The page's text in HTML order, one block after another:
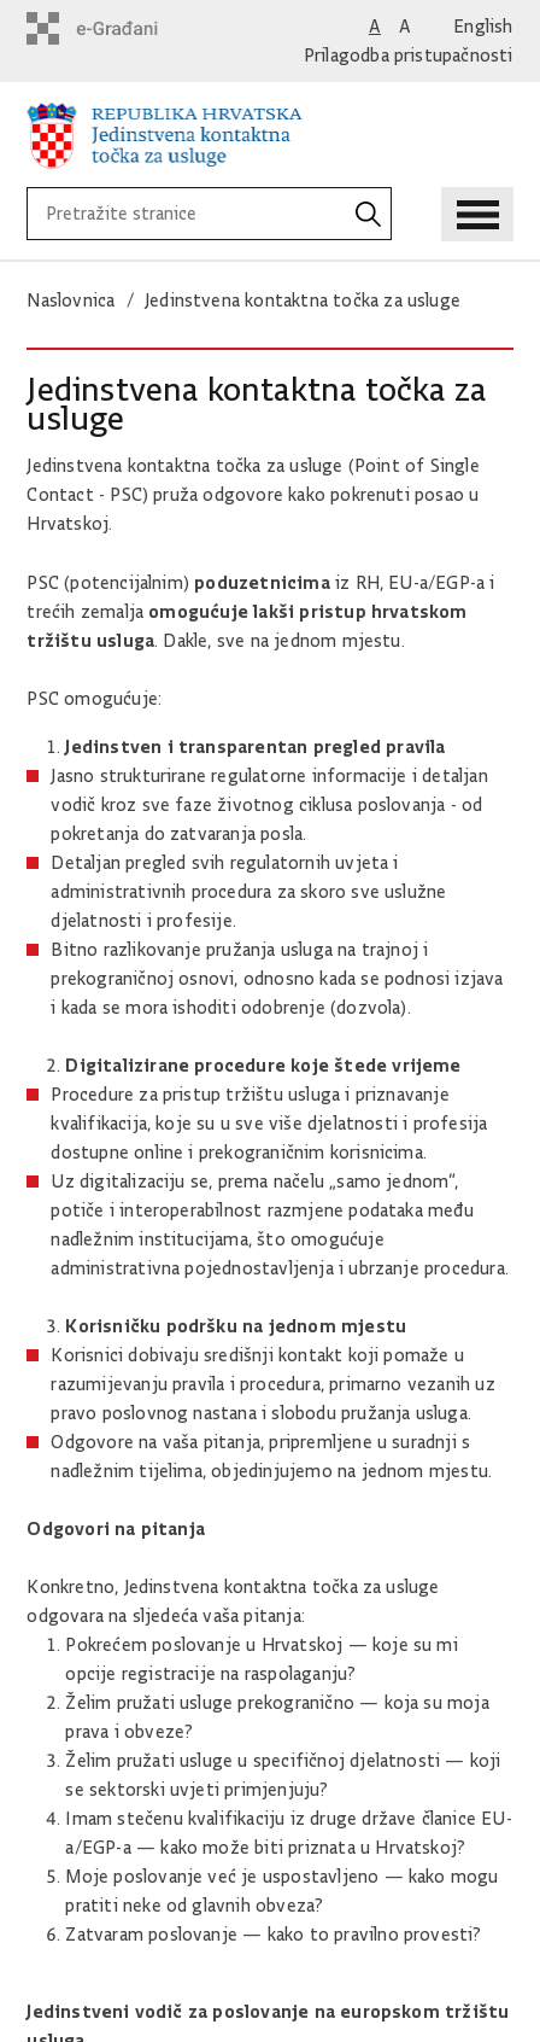
English
A
A
Prilagodba pristupačnosti
Naslovnica Jedinstvena kontaktna točka za usluge
Jedinstvena kontaktna točka za
usluge
Jedinstvena kontaktna točka za usluge (Point of Single
Contact - PSC) pruža odgovore kako pokrenuti posao u
Hrvatskoj.
PSC (potencijalnim) poduzetnicima iz RH, EU-a/EGP-a i
trećih zemalja omogućuje lakši pristup hrvatskom
tržištu usluga. Dakle, sve na jednom mjestu.
PSC omogućuje:
Jedinstven i transparentan pregled pravila
Jasno strukturirane regulatorne informacije i detaljan
vodič kroz sve faze životnog ciklusa poslovanja - od
pokretanja do zatvaranja posla.
Detaljan pregled svih regulatornih uvjeta i
administrativnih procedura za skoro sve uslužne
djelatnosti i profesije.
Bitno razlikovanje pružanja usluga na trajnoj i
prekograničnoj osnovi, odnosno kada se podnosi izjava
i kada se mora ishoditi odobrenje (dozvola).
Digitalizirane procedure koje štede vrijeme
Procedure za pristup tržištu usluga i priznavanje
kvalifikacija, koje su u sve više djelatnosti i profesija
dostupne online i prekograničnim korisnicima.
Uz digitalizaciju se, prema načelu „samo jednom“,
potiče i interoperabilnost razmjene podataka među
nadležnim institucijama, što omogućuje
administrativna pojednostavljenja i ubrzanje procedura.
Korisničku podršku na jednom mjestu
Korisnici dobivaju središnji kontakt koji pomaže u
razumijevanju pravila i procedura, primarno vezanih uz
pravo poslovnog nastana i slobodu pružanja usluga.
Odgovore na vaša pitanja, pripremljene u suradnji s
nadležnim tijelima, objedinjujemo na jednom mjestu.
Odgovori na pitanja
Konkretno, Jedinstvena kontaktna točka za usluge
odgovara na sljedeća vaša pitanja:
Pokrećem poslovanje u Hrvatskoj — koje su mi
opcije registracije na raspolaganju?
Želim pružati usluge prekogranično — koja su moja
prava i obveze?
Želim pružati usluge u specifičnoj djelatnosti — koji
se sektorski uvjeti primjenjuju?
Imam stečenu kvalifikaciju iz druge države članice EU-
a/EGP-a — kako može biti priznata u Hrvatskoj?
Moje poslovanje već je uspostavljeno — kako mogu
pratiti neke od glavnih obveza?
Zatvaram poslovanje — kako to pravilno provesti?
Jedinstveni vodič za poslovanje na europskom tržištu